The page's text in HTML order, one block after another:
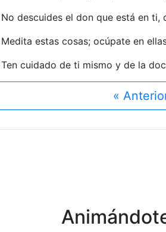
No descuides el don que está en
Medita estas cosas; ocúpate en
Ten cuidado de ti mismo y de la
«